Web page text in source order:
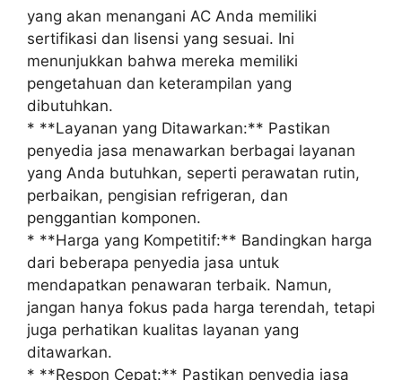
yang akan menangani AC Anda memiliki
sertifikasi dan lisensi yang sesuai. Ini
menunjukkan bahwa mereka memiliki
pengetahuan dan keterampilan yang
dibutuhkan.
* **Layanan yang Ditawarkan:** Pastikan
penyedia jasa menawarkan berbagai layanan
yang Anda butuhkan, seperti perawatan rutin,
perbaikan, pengisian refrigeran, dan
penggantian komponen.
* **Harga yang Kompetitif:** Bandingkan harga
dari beberapa penyedia jasa untuk
mendapatkan penawaran terbaik. Namun,
jangan hanya fokus pada harga terendah, tetapi
juga perhatikan kualitas layanan yang
ditawarkan.
* **Respon Cepat:** Pastikan penyedia jasa